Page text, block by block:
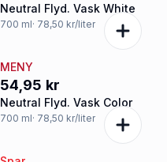
Neutral Flyd. Vask White
700 ml· 78,50 kr/liter
MENY
54,95 kr
Neutral Flyd. Vask Color
700 ml· 78,50 kr/liter